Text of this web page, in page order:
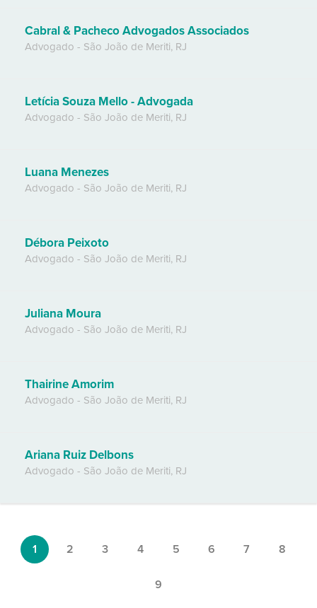
Cabral & Pacheco Advogados Associados
Advogado - São João de Meriti, RJ
Letícia Souza Mello - Advogada
Advogado - São João de Meriti, RJ
Luana Menezes
Advogado - São João de Meriti, RJ
Débora Peixoto
Advogado - São João de Meriti, RJ
Juliana Moura
Advogado - São João de Meriti, RJ
Thairine Amorim
Advogado - São João de Meriti, RJ
Ariana Ruiz Delbons
Advogado - São João de Meriti, RJ
1 2 3 4 5 6 7 8
9